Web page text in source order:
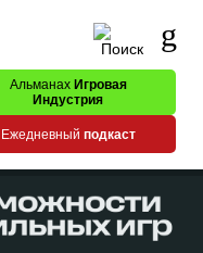
Альманах Игровая
Индустрия
Ежедневный подкаст